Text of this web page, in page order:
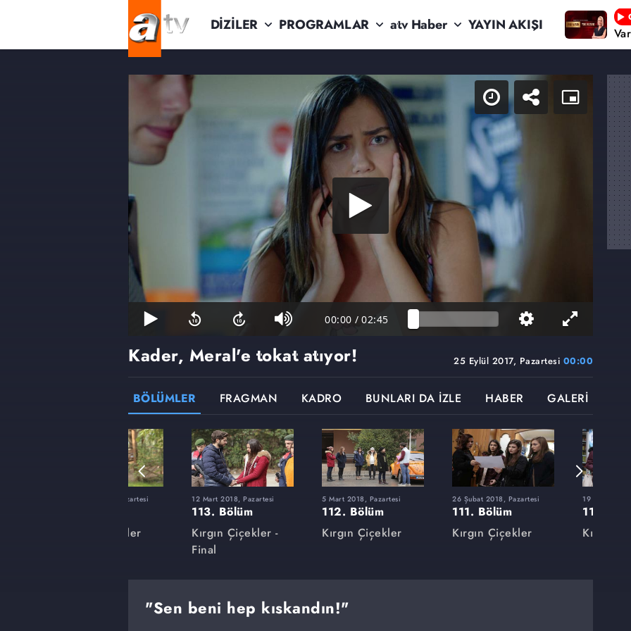
DİZİLER PROGRAMLAR atv Haber YAYIN AKIŞI
00:00 / 02:45
25 Eylül 2017, Pazartesi 00:00
Kader, Meral'e tokat atıyor!
BÖLÜMLER FRAGMAN KADRO BUNLARI DA İZLE HABER GALERİ
27 Kasım 2017, Pazartesi
Kırgın Çiçekler
12 Mart 2018, Pazartesi
113. Bölüm
Kırgın Çiçekler -
Final
5 Mart 2018, Pazartesi
112. Bölüm
Kırgın Çiçekler
26 Şubat 2018, Pazartesi
111. Bölüm
Kırgın Çiçekler
19 Şubat
110.
Kırgın
"Sen beni hep kıskandın!"